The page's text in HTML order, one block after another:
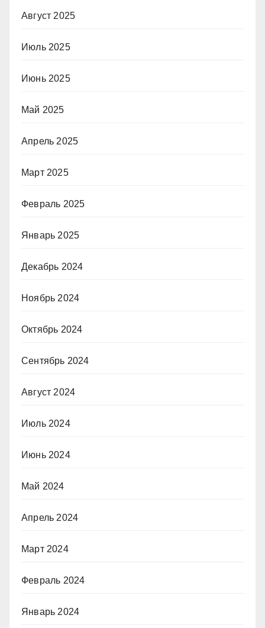
Август 2025
Июль 2025
Июнь 2025
Май 2025
Апрель 2025
Март 2025
Февраль 2025
Январь 2025
Декабрь 2024
Ноябрь 2024
Октябрь 2024
Сентябрь 2024
Август 2024
Июль 2024
Июнь 2024
Май 2024
Апрель 2024
Март 2024
Февраль 2024
Январь 2024